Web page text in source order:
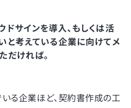
ドサインを導入、もしくは活
と考えている企業に向けてメ
だければ。
る企業ほど、契約書作成の工